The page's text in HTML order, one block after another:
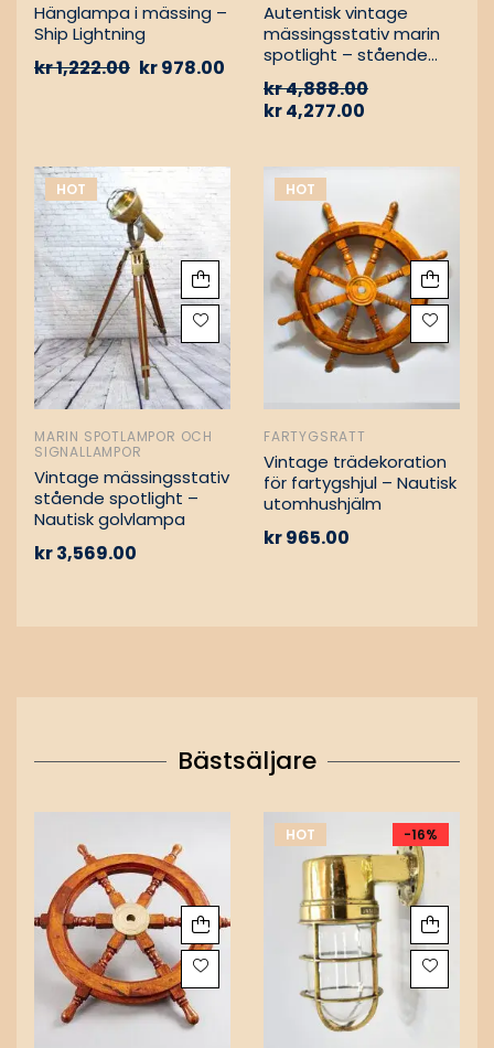
Hänglampa i mässing –
Ship Lightning
kr1,222.00 kr978.00
Autentisk vintage
mässingsstativ marin
spotlight – stående
kr4,888.00
kr4,277.00
HOT
MARIN SPOTLAMPOR OCH
SIGNALLAMPOR
Vintage mässingsstativ
stående spotlight –
Nautisk golvlampa
kr3,569.00
HOT
FARTYGSRATT
Vintage trädekoration
för fartygshjul – Nautisk
utomhushjälm
kr965.00
Bästsäljare
HOT -16%